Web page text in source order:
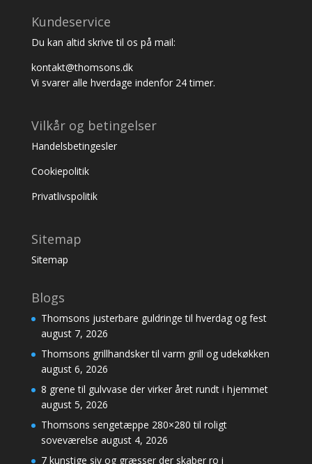
Kundeservice
Du kan altid skrive til os på mail:
kontakt@thomsons.dk
Vi svarer alle hverdage indenfor 24 timer.
Vilkår og betingelser
Handelsbetingesler
Cookiepolitik
Privatlivspolitik
Sitemap
Sitemap
Blogs
Thomsons justerbare guldringe til hverdag og fest
august 7, 2026
Thomsons grillhandsker til varm grill og udekøkken
august 6, 2026
8 grene til gulvvase der virker året rundt i hjemmet
august 5, 2026
Thomsons sengetæppe 280×280 til roligt
soveværelse august 4, 2026
7 kunstige siv og græsser der skaber ro i